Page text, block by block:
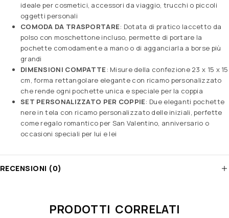
ideale per cosmetici, accessori da viaggio, trucchi o piccoli
oggetti personali
COMODA DA TRASPORTARE: Dotata di pratico laccetto da
polso con moschettone incluso, permette di portare la
pochette comodamente a mano o di agganciarla a borse più
grandi
DIMENSIONI COMPATTE: Misure della confezione 23 x 15 x 15
cm, forma rettangolare elegante con ricamo personalizzato
che rende ogni pochette unica e speciale per la coppia
SET PERSONALIZZATO PER COPPIE: Due eleganti pochette
nere in tela con ricamo personalizzato delle iniziali, perfette
come regalo romantico per San Valentino, anniversario o
occasioni speciali per lui e lei
RECENSIONI (0)
PRODOTTI CORRELATI